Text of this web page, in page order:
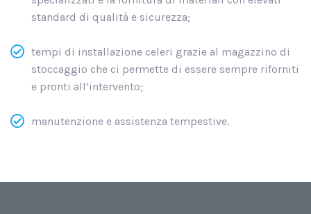
standard di qualità e sicurezza;
tempi di installazione celeri grazie al magazzino di
stoccaggio che ci permette di essere sempre riforniti
e pronti all’intervento;
manutenzione e assistenza tempestive.